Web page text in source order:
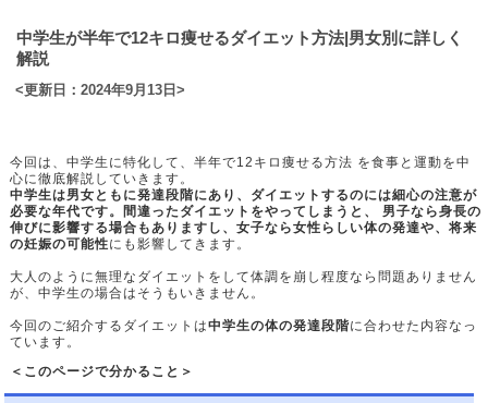
中学生が半年で12キロ痩せるダイエット方法|男女別に詳しく
解説
<更新日：2024年9月13日>
今回は、中学生に特化して、半年で12キロ痩せる方法 を食事と運動を中
心に徹底解説していきます。
中学生は男女ともに発達段階にあり、ダイエットするのには細心の注意が
必要な年代です。間違ったダイエットをやってしまうと、 男子なら身長の
伸びに影響する場合もありますし、女子なら女性らしい体の発達や、将来
の妊娠の可能性にも影響してきます。
大人のように無理なダイエットをして体調を崩し程度なら問題ありません
が、中学生の場合はそうもいきません。
今回のご紹介するダイエットは中学生の体の発達段階に合わせた内容なっ
ています。
＜このページで分かること＞